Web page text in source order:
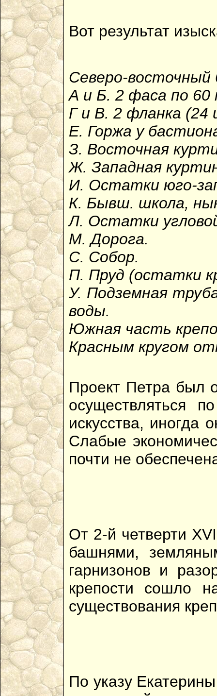
Вот результат
Северо-восточный
А и Б. 2 фаса по
Г и В. 2 фланка (24
Е. Горжа у
З. Восточная
Ж. Западная
И. Остатки юго-
К. Бывш. школа,
Л. Остатки
М. Дорога.
С. Собор.
П. Пруд (остатки
У. Подземная
воды.
Южная часть
Красным кругом
Проект Петра был
осуществляться
искусства, иногда
Слабые
почти не
От 2-й четверти
башнями,
гарнизонов и
крепости сошло
существования
По указу